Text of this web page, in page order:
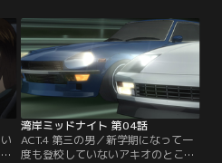
死した「S30Z」の元のオーナー・朝
倉晶夫と一緒に走り続けた旧友だっ
たのだ。達也は晶夫の妹・えりこに
「悪魔のZ」が復活した事を告げ
る。えりこはアキオに亡くなった兄
の姿を重ね…。【提供：バンダイチ
ャンネル】
湾岸ミッドナイト 第04話
ACT.4 第三の男／新学期になって一
度も登校していないアキオのところ